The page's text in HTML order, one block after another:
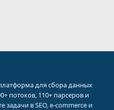
для сбора данных
потоков, 110+ парсеров и
задачи в SEO, e-commerce и